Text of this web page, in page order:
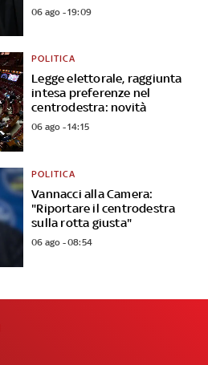
06 ago - 19:09
Legge elettorale, raggiunta
intesa preferenze nel
centrodestra: novità
POLITICA
06 ago - 14:15
Vannacci alla Camera:
"Riportare il centrodestra
sulla rotta giusta"
POLITICA
06 ago - 08:54